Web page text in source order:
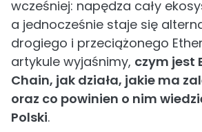
wcześniej: napędza cały
a jednocześnie staje się
drogiego i przeciążonego
artykule wyjaśnimy, czym jest
Chain, jak działa, jakie ma
oraz co powinien o nim
Polski.